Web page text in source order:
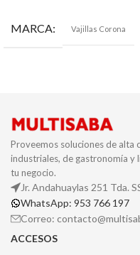
MARCA Vajillas Corona
Proveemos soluciones de alta
industriales, de gastronomía y
tu negocio.
Jr. Andahuaylas 251 Tda.
WhatsApp: 953 766 197
Correo:
ACCESOS